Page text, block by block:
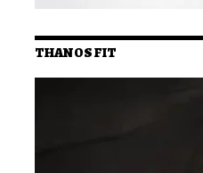
THANOS FIT